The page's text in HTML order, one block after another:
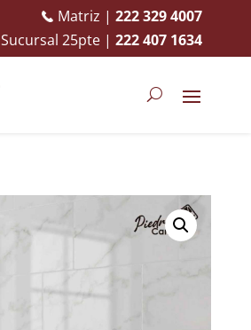
Matriz | 222 329 4007
Sucursal 25pte | 222 407 1634